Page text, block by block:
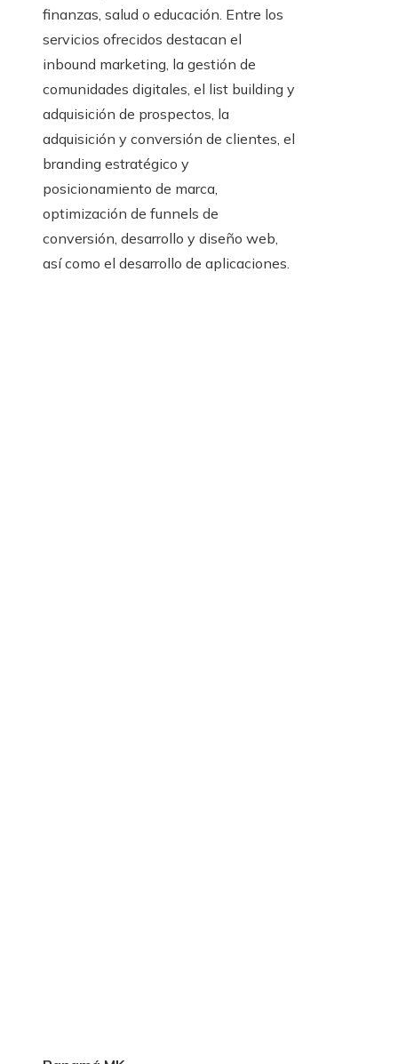
finanzas, salud o educación. Entre los
servicios ofrecidos destacan el
inbound marketing, la gestión de
comunidades digitales, el list building y
adquisición de prospectos, la
adquisición y conversión de clientes, el
branding estratégico y
posicionamiento de marca,
optimización de funnels de
conversión, desarrollo y diseño web,
así como el desarrollo de aplicaciones.